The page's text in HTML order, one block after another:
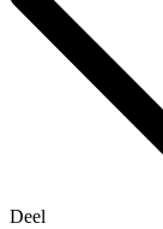
Deel